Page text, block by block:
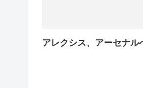
アレクシス、アーセナル